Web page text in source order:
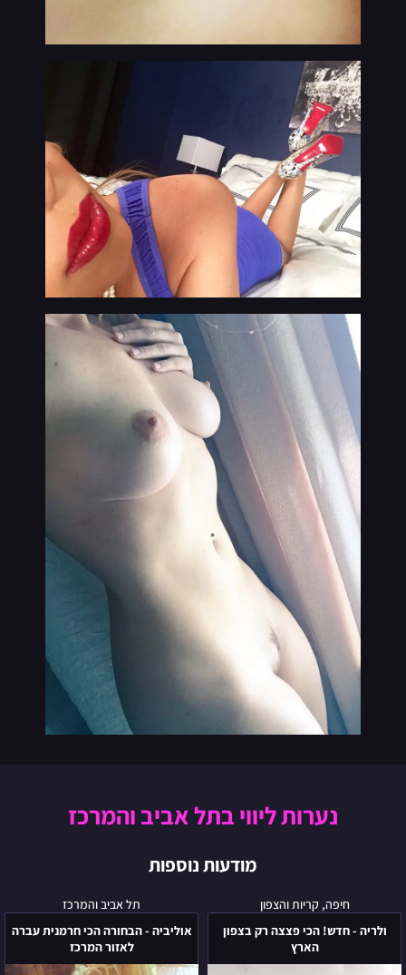
נערות ליווי בתל אביב והמרכז
מודעות נוספות
חיפה, קריות והצפון
ולריה - חדש! הכי פצצה רק בצפון
הארץ
ולריה
-
חדש!
הכי
תל אביב והמרכז
אוליביה - הבחורה הכי חרמנית עברה
לאזור המרכז
אוליביה
-
הבחורה
הכי